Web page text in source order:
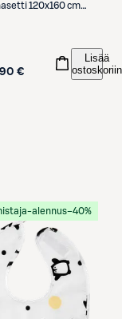
120x160 cm
€
Lisää
ostoskoriin
alennus−40%